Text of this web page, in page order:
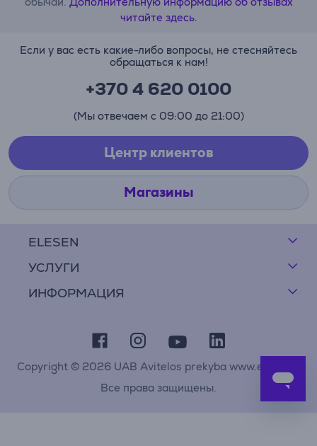
читайте здесь.
ELESEN
УСЛУГИ
ИНФОРМАЦИЯ
Если у вас есть какие-либо вопросы, не стесняйтесь
обращаться к нам!
+370 4 620 0100
(Мы отвечаем с 09:00 до 21:00)
Центр клиентов
Магазины
Copyright © 2026 UAB Avitelos prekyba www.elesen.lt
Все права защищены.